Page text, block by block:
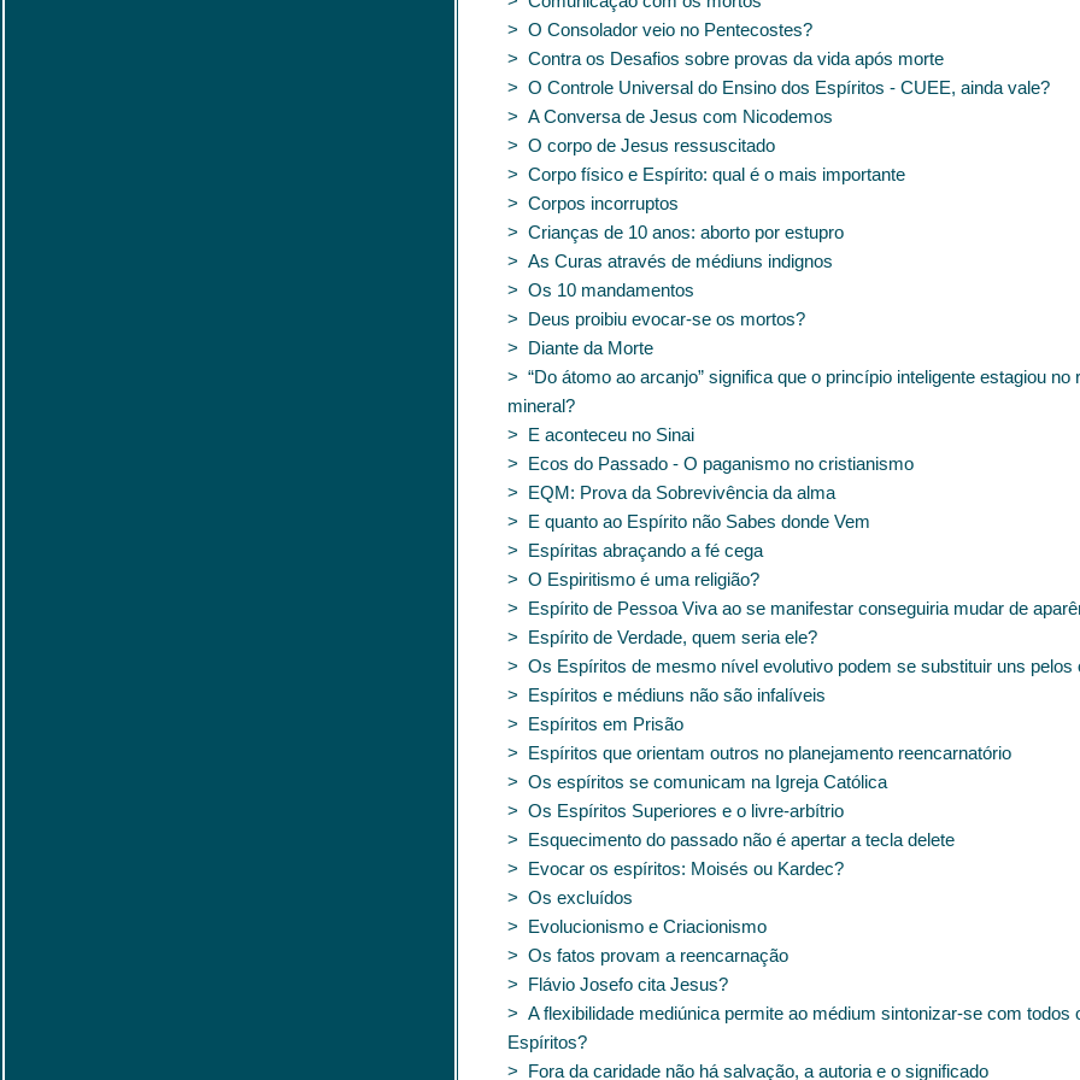
> O Consolador veio no Pentecostes?
> Contra os Desafios sobre provas da vida após morte
> O Controle Universal do Ensino dos Espíritos - CUEE, ainda vale?
> A Conversa de Jesus com Nicodemos
> O corpo de Jesus ressuscitado
> Corpo físico e Espírito: qual é o mais importante
> Corpos incorruptos
> Crianças de 10 anos: aborto por estupro
> As Curas através de médiuns indignos
> Os 10 mandamentos
> Deus proibiu evocar-se os mortos?
> Diante da Morte
> “Do átomo ao arcanjo” significa que o princípio inteligente estagiou no
mineral?
> E aconteceu no Sinai
> Ecos do Passado - O paganismo no cristianismo
> EQM: Prova da Sobrevivência da alma
> E quanto ao Espírito não Sabes donde Vem
> Espíritas abraçando a fé cega
> O Espiritismo é uma religião?
> Espírito de Pessoa Viva ao se manifestar conseguiria mudar de
> Espírito de Verdade, quem seria ele?
> Os Espíritos de mesmo nível evolutivo podem se substituir uns pelos
> Espíritos e médiuns não são infalíveis
> Espíritos em Prisão
> Espíritos que orientam outros no planejamento reencarnatório
> Os espíritos se comunicam na Igreja Católica
> Os Espíritos Superiores e o livre-arbítrio
> Esquecimento do passado não é apertar a tecla delete
> Evocar os espíritos: Moisés ou Kardec?
> Os excluídos
> Evolucionismo e Criacionismo
> Os fatos provam a reencarnação
> Flávio Josefo cita Jesus?
> A flexibilidade mediúnica permite ao médium sintonizar-se com todos
Espíritos?
> Fora da caridade não há salvação, a autoria e o significado